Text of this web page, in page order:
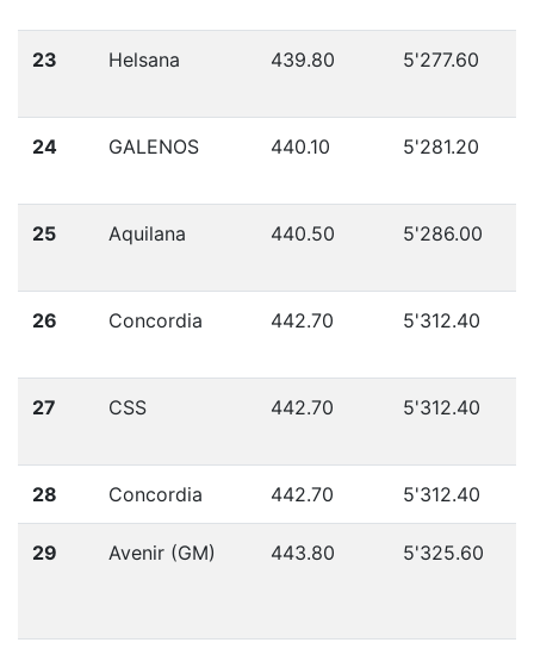
23 Helsana 439.80 5'277.60
24 GALENOS 440.10 5'281.20
25 Aquilana 440.50 5'286.00
26 Concordia 442.70 5'312.40
27 CSS 442.70 5'312.40
28 Concordia 442.70 5'312.40
29 Avenir (GM) 443.80 5'325.60